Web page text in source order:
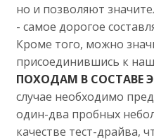
но и позволяют
- самое дорогое
Кроме того, можно
присоединившись к
ПОХОДАМ В СОСТАВЕ
случае необходимо
один-два пробных
качестве тест-драйва,